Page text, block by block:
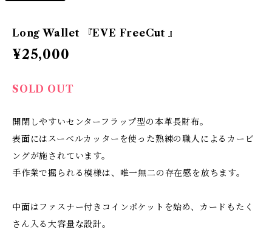
Long Wallet 『EVE FreeCut 』
¥25,000
SOLD OUT
開閉しやすいセンターフラップ型の本革長財布。
表面にはスーベルカッターを使った熟練の職人によるカービ
ングが施されています。
手作業で掘られる模様は、唯一無二の存在感を放ちます。
中面はファスナー付きコインポケットを始め、カードもたく
さん入る大容量な設計。